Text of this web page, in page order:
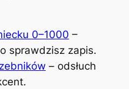
0–1000 –
sprawdzisz zapis.
– odsłuch